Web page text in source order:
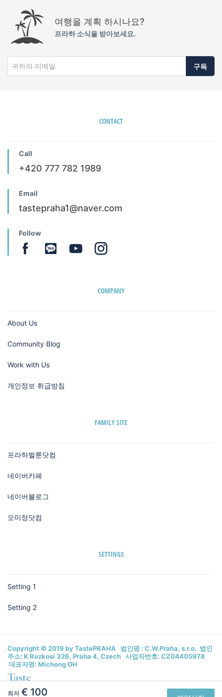
최저 € 100
여행을 계획 하시나요?
프라하 소식을 받아보세요.
구독
CONTACT
Call
+420 777 782 1989
Email
tastepraha1@naver.com
Follow
COMPANY
About Us
Community Blog
Work with Us
개인정보 취급방침
FAMILY SITE
프라하벌룬닷컴
네이버카페
네이버블로그
오미정닷컴
SETTINGS
Setting 1
Setting 2
Copyright © 2019 by TastePRAHA 법인명 : C.W.Praha, s.r.o. 법인
주소: K Rozkosi 326, Praha 4, Czech 사업자번호: CZ04405978
대표자명: Michong OH